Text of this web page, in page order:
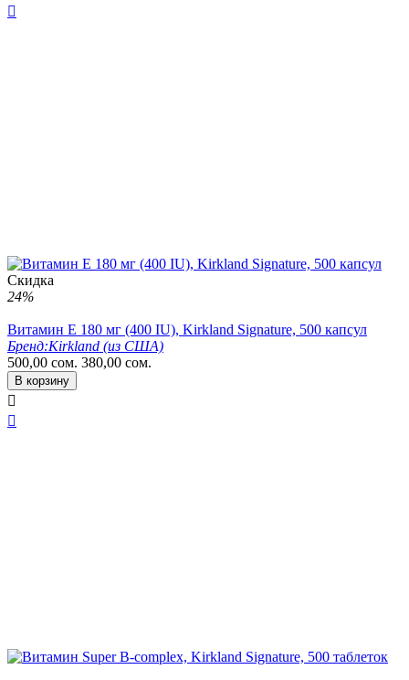

Скидка
24%
Витамин E 180 мг (400 IU), Kirkland Signature, 500 капсул
Бренд:Kirkland (из США)
500,00 сом. 380,00 сом.
В корзину

